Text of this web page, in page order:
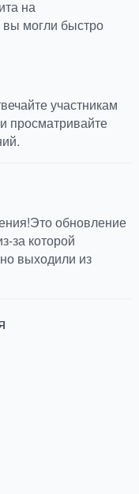
на
могли быстро
участникам
просматривайте
обновление
за которой
выходили из